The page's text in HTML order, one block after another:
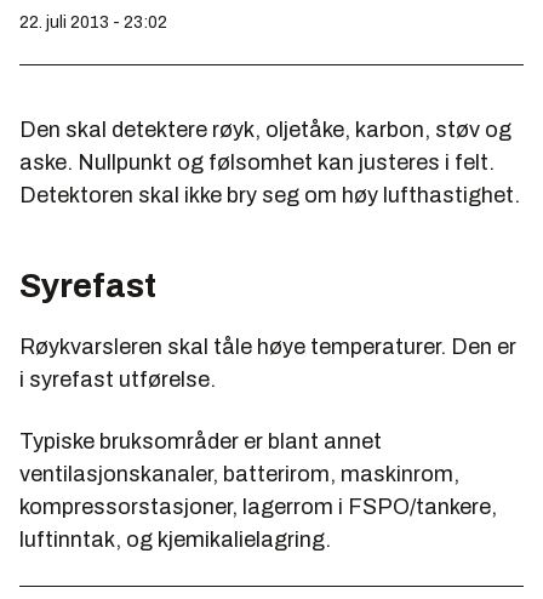
22. juli 2013 - 23:02
Den skal detektere røyk, oljetåke, karbon, støv og
aske. Nullpunkt og følsomhet kan justeres i felt.
Detektoren skal ikke bry seg om høy lufthastighet.
Syrefast
Røykvarsleren skal tåle høye temperaturer. Den er
i syrefast utførelse.
Typiske bruksområder er blant annet
ventilasjonskanaler, batterirom, maskinrom,
kompressorstasjoner, lagerrom i FSPO/tankere,
luftinntak, og kjemikalielagring.